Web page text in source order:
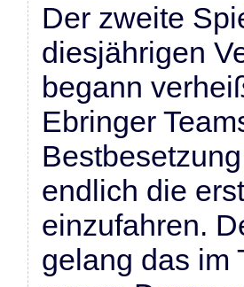
Der zweite
diesjährigen
begann
Ebringer
endlich die
einzufahren.
gelang das im